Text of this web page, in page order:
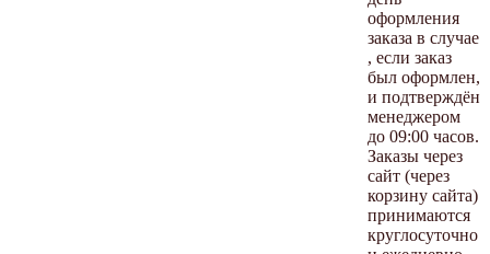
оформления
заказа в случае
, если заказ
был оформлен,
и подтверждён
менеджером
до 09:00 часов.
Заказы через
сайт (через
корзину сайта)
принимаются
круглосуточно